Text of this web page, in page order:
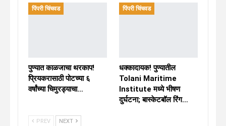
पिंपरी चिंचवड
पुण्यात काळजाचा थरकाप!
प्रियकरासाठी पोटच्या ६
वर्षांच्या चिमुरड्याचा…
पिंपरी चिंचवड
धक्कादायक! पुण्यातील
Tolani Maritime
Institute मध्ये भीषण
दुर्घटना; बास्केटबॉल रिंग…
PREV NEXT